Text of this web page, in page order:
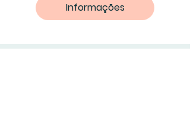
Informações